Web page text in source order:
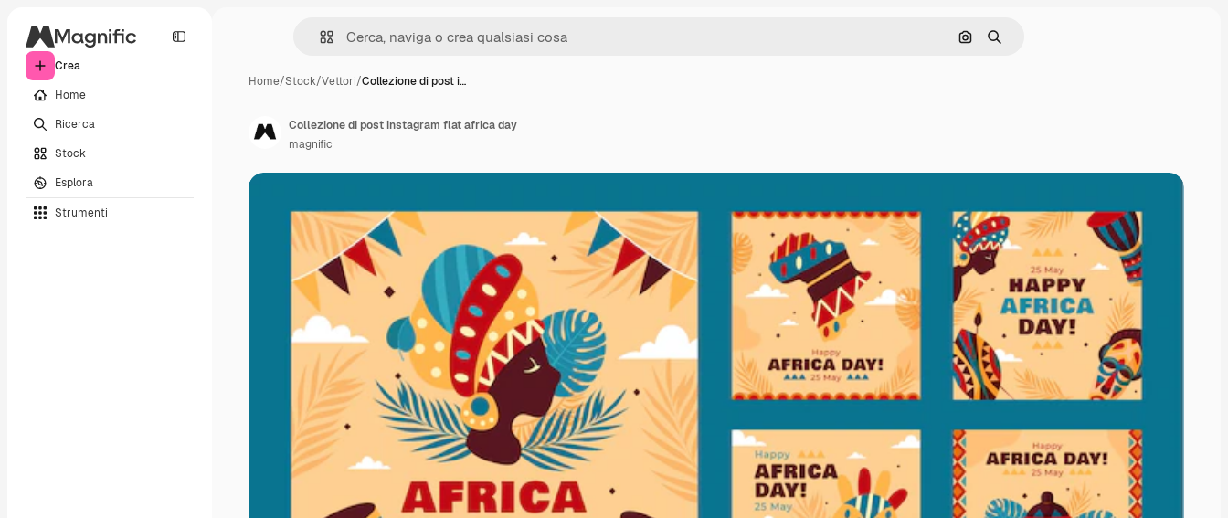
Crea
Home
Ricerca
Stock
Esplora
Strumenti
Cerca per immagine
Ricerca
Home/Stock/Vettori/Collezione di post i…
Collezione di post instagram flat africa day
magnific